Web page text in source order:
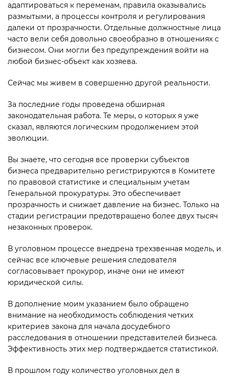
адаптироваться к переменам, правила оказывались
размытыми, а процессы контроля и регулирования
далеки от прозрачности. Отдельные должностные лица
часто вели себя довольно своеобразно в отношениях с
бизнесом. Они могли без предупреждения войти на
любой бизнес-объект как хозяева.
Сейчас мы живем в совершенно другой реальности.
За последние годы проведена обширная
законодательная работа. Те меры, о которых я уже
сказал, являются логическим продолжением этой
эволюции.
Вы знаете, что сегодня все проверки субъектов
бизнеса предварительно регистрируются в Комитете
по правовой статистике и специальным учетам
Генеральной прокуратуры. Это обеспечивает
прозрачность и снижает давление на бизнес. Только на
стадии регистрации предотвращено более двух тысяч
незаконных проверок.
В уголовном процессе внедрена трехзвенная модель, и
сейчас все ключевые решения следователя
согласовывает прокурор, иначе они не имеют
юридичес­кой силы.
В дополнение моим указанием было обращено
внимание на необходимость соблюдения четких
критериев закона для начала досудебного
расследования в отношении представителей бизнеса.
Эффективность этих мер подтверждается статистикой.
В прошлом году количество уголовных дел в